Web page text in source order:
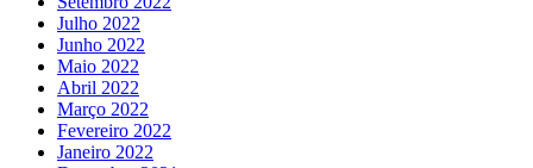
Julho 2022
Junho 2022
Maio 2022
Abril 2022
Março 2022
Fevereiro 2022
Janeiro 2022